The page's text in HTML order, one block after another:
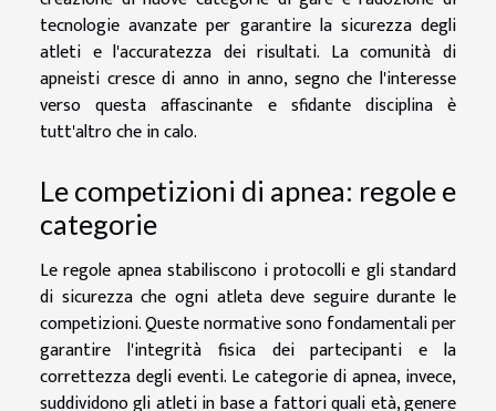
tecnologie avanzate per garantire la sicurezza degli
atleti e l'accuratezza dei risultati. La comunità di
apneisti cresce di anno in anno, segno che l'interesse
verso questa affascinante e sfidante disciplina è
tutt'altro che in calo.
Le competizioni di apnea: regole e
categorie
Le regole apnea stabiliscono i protocolli e gli standard
di sicurezza che ogni atleta deve seguire durante le
competizioni. Queste normative sono fondamentali per
garantire l'integrità fisica dei partecipanti e la
correttezza degli eventi. Le categorie di apnea, invece,
suddividono gli atleti in base a fattori quali età, genere